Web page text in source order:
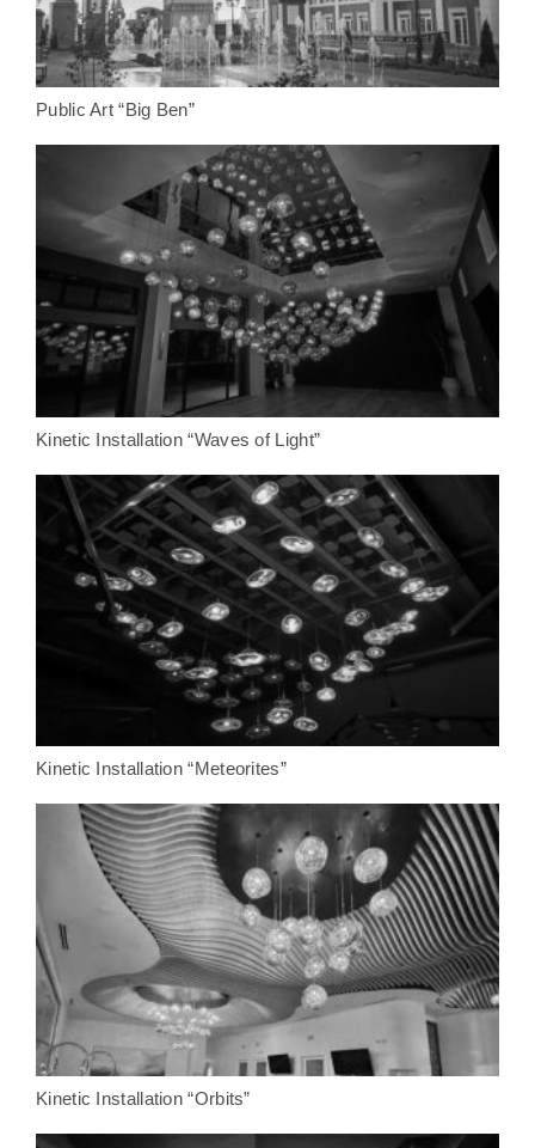
Public Art “Big Ben”
Kinetic Installation “Waves of Light”
Kinetic Installation “Meteorites”
Kinetic Installation “Orbits”